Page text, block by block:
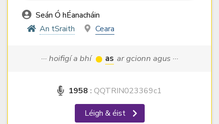
Seán Ó hÉanacháin
An tSraith
Ceara
··· hoifigí a bhí as ar gcionn agus ···
1958 : QQTRIN023369c1
Léigh & éist